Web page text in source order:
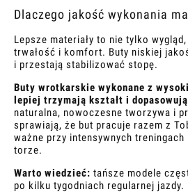
Dlaczego jakość wykonania
Lepsze materiały to nie tylko
trwałość i komfort. Buty niskiej
i przestają stabilizować stopę.
Buty wrotkarskie wykonane z
lepiej trzymają kształt i
naturalna, nowoczesne tworzywa i
sprawiają, że but pracuje razem z
ważne przy intensywnych treningach
torze.
Warto wiedzieć: tańsze modele
po kilku tygodniach regularnej jazdy.